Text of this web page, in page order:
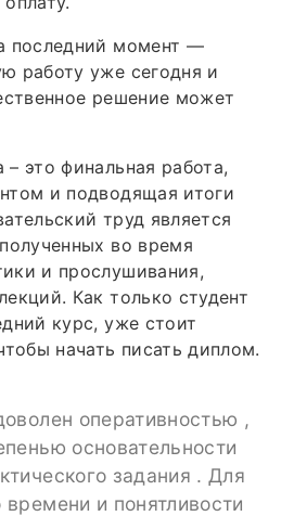
последний момент —
работу уже сегодня и
решение может
это финальная работа,
и подводящая итоги
труд является
во время
и прослушивания,
Как только студент
курс, уже стоит
начать писать диплом.
оперативностью ,
основательности
задания . Для
и понятливости